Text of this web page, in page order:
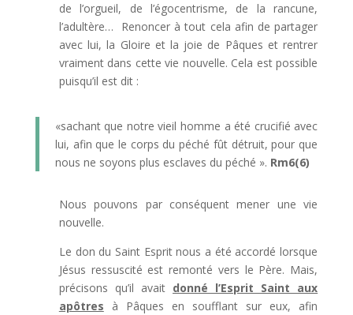
de l’orgueil, de l’égocentrisme, de la rancune,
l’adultère… Renoncer à tout cela afin de partager
avec lui, la Gloire et la joie de Pâques et rentrer
vraiment dans cette vie nouvelle. Cela est possible
puisqu’il est dit :
«sachant que notre vieil homme a été crucifié avec
lui, afin que le corps du péché fût détruit, pour que
nous ne soyons plus esclaves du péché ». Rm6(6)
Nous pouvons par conséquent mener une vie
nouvelle.
Le don du Saint Esprit nous a été accordé lorsque
Jésus ressuscité est remonté vers le Père. Mais,
précisons qu’il avait donné l’Esprit Saint aux
apôtres à Pâques en soufflant sur eux, afin